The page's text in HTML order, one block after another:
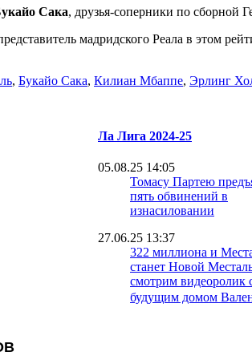
Сака, дpyзья-соперники по сборной
мадридского Реала в этом
, Букайо Сака, Килиан Мбаппе, Эрлинг
Ла Лига 2024-25
05.08.25 14:05
Томасу Партею
пять обвинений в
изнасиловании
27.06.25 13:37
322 миллиона и
станет Новой
смотрим видеоролик
будущим домом